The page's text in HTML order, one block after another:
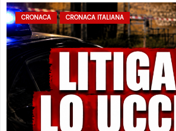
CRONACA CRONACA ITALIANA